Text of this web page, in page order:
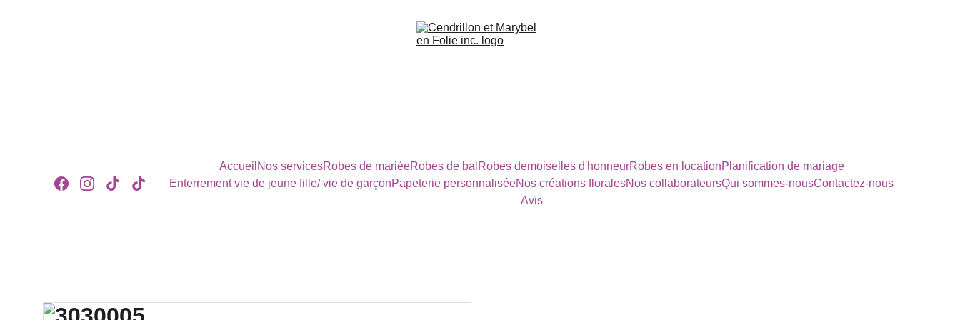
Accueil Nos servicesRobes de mariéeRobes de bal Robes demoiselles d'honneurRobes en locationPlanification de mariage
Enterrement vie de jeune fille/ vie de garçonPapeterie personnaliséeNos créations floralesNos collaborateursQui sommes-nousContactez-nous
Avis